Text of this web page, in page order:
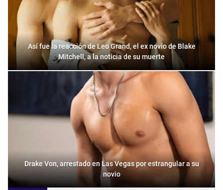
Así fue la reacción de Leo Grand, el ex novio de Blake
Mitchell, a la noticia de su muerte
Drake Von, arrestado en Las Vegas por estrangular a su
novio